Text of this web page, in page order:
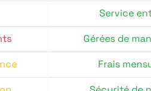
Service
Gérées de
Frais